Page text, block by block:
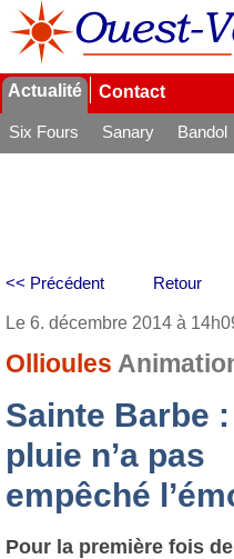
Actualité Contact
Six Fours Sanary Bandol
Retour
<< Précédent
Le 6. décembre 2014 à
Ollioules
Sainte Barbe
pluie n’a pas
empêché
Pour la première fois